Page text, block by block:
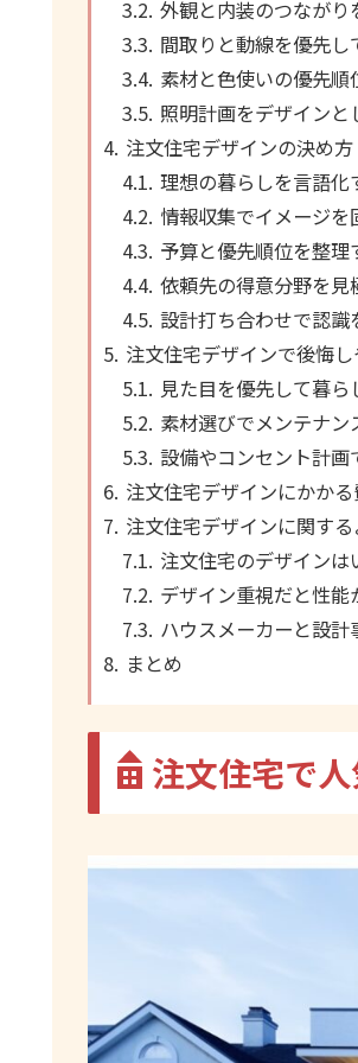
外観と内装のつながり
間取りと動線を優先し
素材と色使いの優先順
照明計画をデザインと
注文住宅デザインの決め
理想の暮らしを言語化
情報収集でイメージを
予算と優先順位を整理
依頼先の得意分野を見
設計打ち合わせで認識
注文住宅デザインで後悔
見た目を優先して暮
素材選びでメンテナ
設備やコンセント計画
注文住宅デザインにかか
注文住宅デザインに関す
注文住宅のデザインは
デザイン重視だと性能
ハウスメーカーと設計
まとめ
注文住宅で